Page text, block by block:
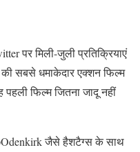
पर मिली-जुली प्रतिक्रियाएं
सबसे धमाकेदार एक्शन फिल्म
पहली फिल्म जितना जादू नहीं
जैसे हैशटैग्स के साथ